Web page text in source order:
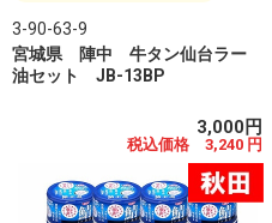
3-90-63-9
宮城県 陣中 牛タン仙台ラー
油セット JB-13BP
3,000円
税込価格 3,240 円